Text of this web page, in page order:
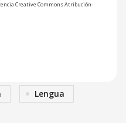
Creative Commons Atribución-
Lengua